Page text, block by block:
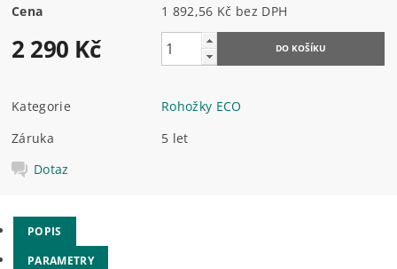
Cena 1 892,56 Kč bez DPH
2 290 Kč
Kategorie
Rohožky ECO
Záruka
5 let
Dotaz
POPIS
PARAMETRY